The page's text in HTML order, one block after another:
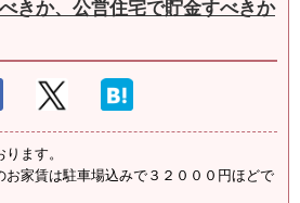
きか、公営住宅で貯金すべきか
ます。
お家賃は駐車場込みで３２０００円ほどで